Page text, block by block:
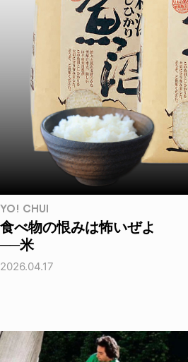
YO! CHUI
食べ物の恨みは怖いぜよ
──米
2026.04.17